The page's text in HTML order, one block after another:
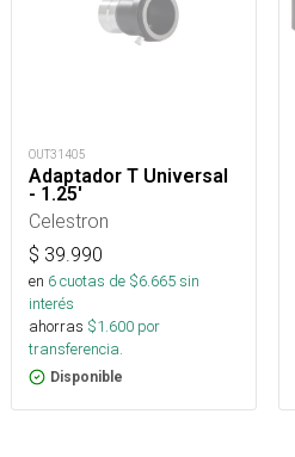
OUT31405
Adaptador T Universal
- 1.25'
Celestron
$ 39.990
en 6cuotas de $6.665sin
interés
ahorras $1.600 por
transferencia.
Disponible